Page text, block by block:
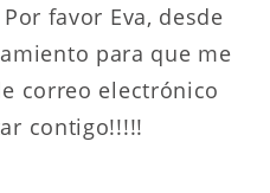
favor Eva, desde
para que me
correo electrónico
contigo!!!!!